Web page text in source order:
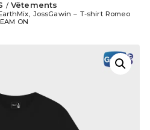
/Vêtements
JossGawin – T-shirt Romeo
ON